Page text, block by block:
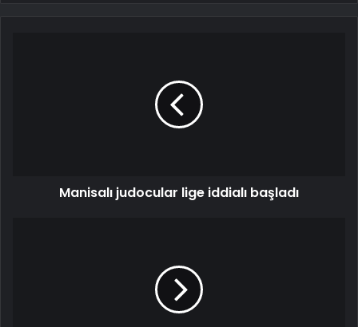
Manisalı judocular lige iddialı başladı